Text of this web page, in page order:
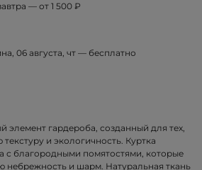
— от 1 500 ₽
06 августа, чт — бесплатно
элемент гардероба, созданный для тех,
текстуру и экологичность. Куртка
с благородными помятостями, которые
небрежность и шарм. Натуральная ткань